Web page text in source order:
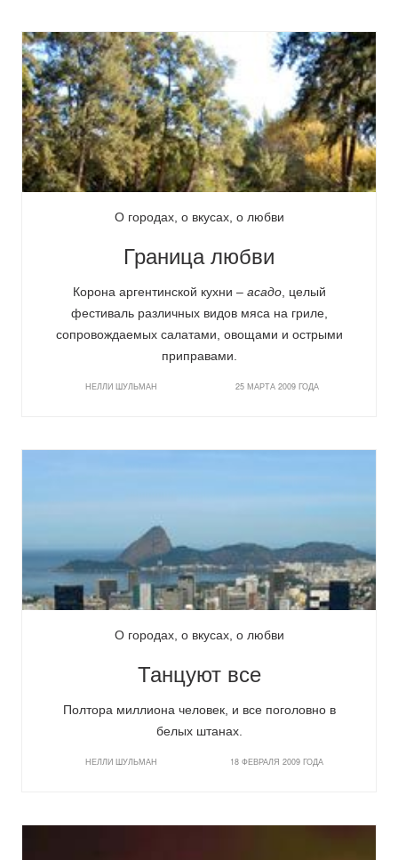
О городах, о вкусах, о любви
Граница любви
Корона аргентинской кухни – асадо, целый
фестиваль различных видов мяса на гриле,
сопровождаемых салатами, овощами и острыми
приправами.
НЕЛЛИ ШУЛЬМАН 25 МАРТА 2009 ГОДА
О городах, о вкусах, о любви
Танцуют все
Полтора миллиона человек, и все поголовно в
белых штанах.
НЕЛЛИ ШУЛЬМАН 18 ФЕВРАЛЯ 2009 ГОДА